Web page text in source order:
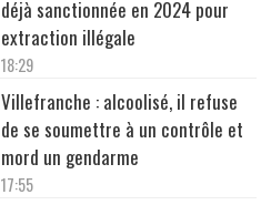
déjà sanctionnée en 2024 pour
extraction illégale
18:29
Villefranche : alcoolisé, il refuse
de se soumettre à un contrôle et
mord un gendarme
17:55